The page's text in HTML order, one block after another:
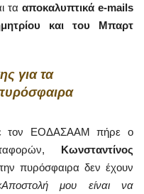
τα αποκαλυπτικά e-mails
και του Μπαρτ
για τα
με τον ΕΟΔΑΣΑΑΜ πήρε ο
Κωνσταντίνος
πυρόσφαιρα δεν έχουν
μου είναι να